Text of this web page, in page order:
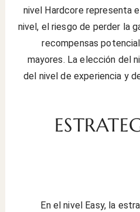
nivel Hardcore representa
nivel, el riesgo de perder la
recompensas
mayores. La elección del
del nivel de experiencia y
En el nivel Easy, la